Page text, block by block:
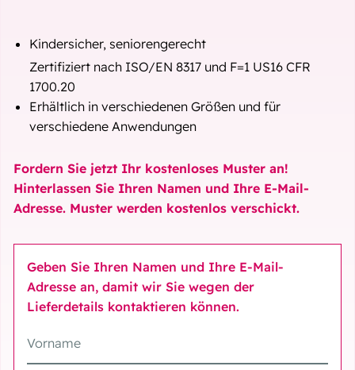
Kindersicher, seniorengerecht
Zertifiziert nach ISO/EN 8317 und F=1 US16 CFR
1700.20
Erhältlich in verschiedenen Größen und für
verschiedene Anwendungen
Fordern Sie jetzt Ihr kostenloses Muster an!
Hinterlassen Sie Ihren Namen und Ihre E-Mail-
Adresse. Muster werden kostenlos verschickt.
Geben Sie Ihren Namen und Ihre E-Mail-
Adresse an, damit wir Sie wegen der
Lieferdetails kontaktieren können.